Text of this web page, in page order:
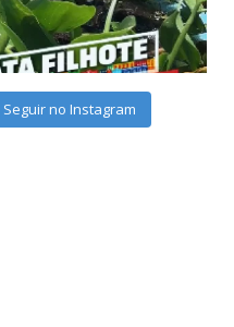
Seguir no Instagram